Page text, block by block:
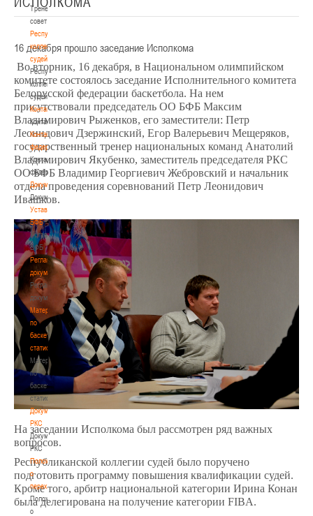
Тренерский
совет
Республиканская
коллегия
судей
Республиканская
коллегия
судей
Контакты
Контакты
Контакты
федерации
Контакты
федерации
Документы
Документы
Устав
БФБ
Устав
БФБ
Регламентирующие
документы
Регламентирующие
документы
Материалы
по
баскетбольной
статистике
Материалы
по
баскетбольной
статистике
Документы
РКС
Документы
РКС
Положение
о
переходах
Положение
о
16 декабря прошло заседание Исполкома
Во вторник, 16 декабря, в Национальном олимпийском
комитете состоялось заседание Исполнительного комитета
Белорусской федерации баскетбола. На нем
присутствовали председатель ОО БФБ Максим
Владимирович Рыженков, его заместители: Петр
Леонидович Дзержинский, Егор Валерьевич Мещеряков,
государственный тренер национальных команд Анатолий
Владимирович Якубенко, заместитель председателя РКС
ОО БФБ Владимир Георгиевич Жебровский и начальник
отдела проведения соревнований Петр Леонидович
Ивашков.
На заседании Исполкома был рассмотрен ряд важных
вопросов.
Республиканской коллегии судей было поручено
подготовить программу повышения квалификации судей.
Кроме того, арбитр национальной категории Ирина Конан
была делегирована на получение категории FIBA.